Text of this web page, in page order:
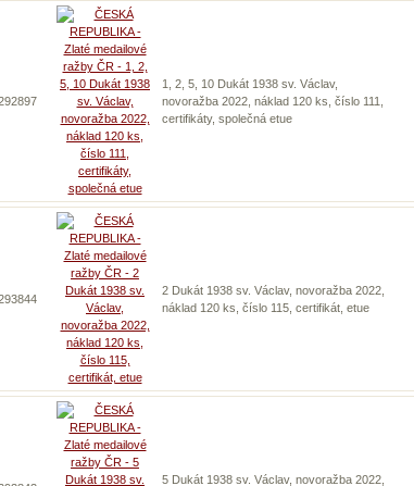
1, 2, 5, 10 Dukát 1938 sv. Václav,
novoražba 2022, náklad 120 ks, číslo 111,
certifikáty, společná etue
2 Dukát 1938 sv. Václav, novoražba 2022,
náklad 120 ks, číslo 115, certifikát, etue
5 Dukát 1938 sv. Václav, novoražba 2022,